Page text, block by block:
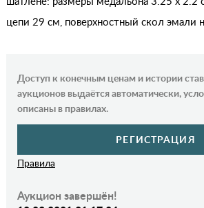
цепи 29 см, поверхностный скол эмали
Доступ к конечным ценам и истории
аукционов выдаётся автоматически,
описаны в правилах.
РЕГИСТРАЦИЯ
Правила
Аукцион завершён!